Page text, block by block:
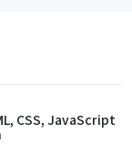
CSS, JavaScript